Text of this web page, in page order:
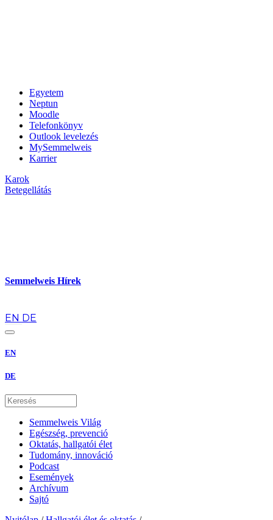
Egyetem
Neptun
Moodle
Telefonkönyv
Outlook levelezés
MySemmelweis
Karrier
Karok
Betegellátás
Semmelweis Hírek
EN DE
EN
DE
Semmelweis Világ
Egészség, prevenció
Oktatás, hallgatói élet
Tudomány, innováció
Podcast
Események
Archívum
Sajtó